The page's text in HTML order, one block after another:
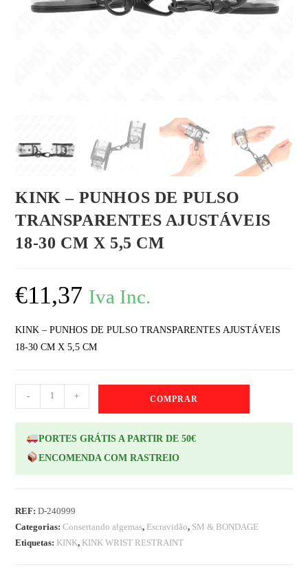
KINK – PUNHOS DE PULSO
TRANSPARENTES AJUSTÁVEIS
18-30 CM X 5,5 CM
€11,37 Iva Inc.
KINK – PUNHOS DE PULSO TRANSPARENTES AJUSTÁVEIS
18-30 CM X 5,5 CM
- + COMPRAR
PORTES GRÁTIS A PARTIR DE 50€
ENCOMENDA COM RASTREIO
REF:D-240999
Categorias:Consertando algemas, Escravidão, SM & BONDAGE
Etiquetas: KINK, KINK WRIST RESTRAINT